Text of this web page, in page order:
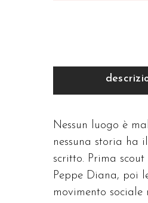
Nessun luogo è
nessuna storia ha
scritto. Prima scout
Peppe Diana, poi
movimento sociale